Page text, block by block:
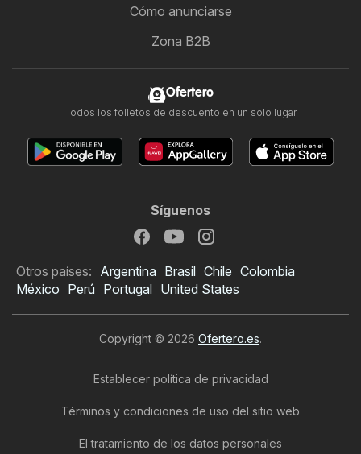
Cómo anunciarse
Zona B2B
Ofertero
Todos los folletos de descuento en un solo lugar
Síguenos
Otros países: Argentina Brasil Chile Colombia
México Perú Portugal United States
Copyright © 2026 Ofertero.es.
Establecer política de privacidad
Términos y condiciones de uso del sitio web
El tratamiento de los datos personales